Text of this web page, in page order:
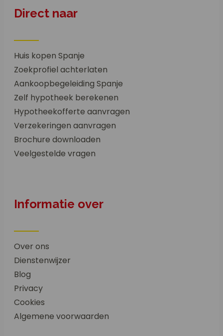
Direct naar
Huis kopen Spanje
Zoekprofiel achterlaten
Aankoopbegeleiding Spanje
Zelf hypotheek berekenen
Hypotheekofferte aanvragen
Verzekeringen aanvragen
Brochure downloaden
Veelgestelde vragen
Informatie over
Over ons
Dienstenwijzer
Blog
Privacy
Cookies
Algemene voorwaarden